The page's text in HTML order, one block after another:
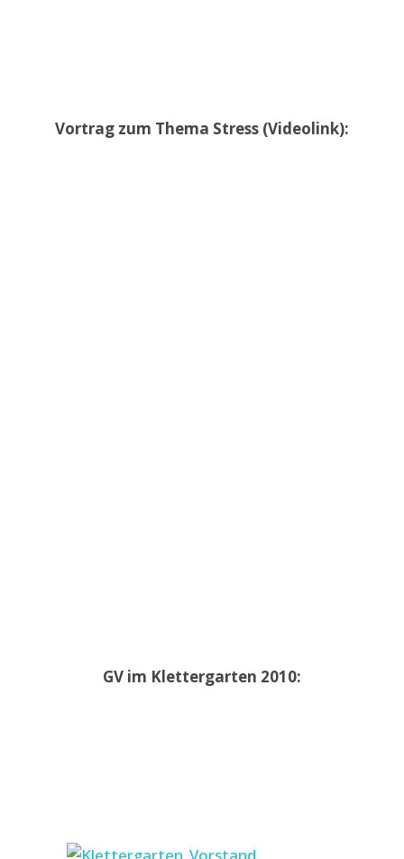
Vortrag zum Thema Stress (Videolink):
GV im Klettergarten 2010: